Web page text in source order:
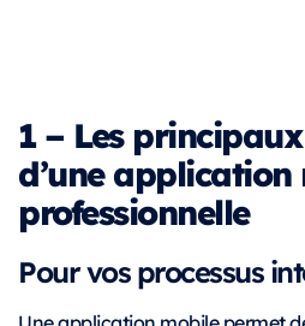
1 – Les
d’une
professionnelle
Pour vos processus